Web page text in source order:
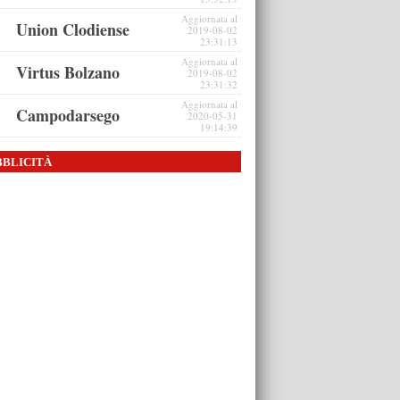
Union Clodiense
Aggiornata al
2019-08-02
23:31:13
Virtus Bolzano
Aggiornata al
2019-08-02
23:31:32
Campodarsego
Aggiornata al
2020-05-31
19:14:39